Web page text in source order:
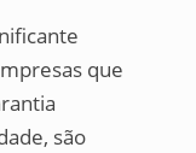
que
são